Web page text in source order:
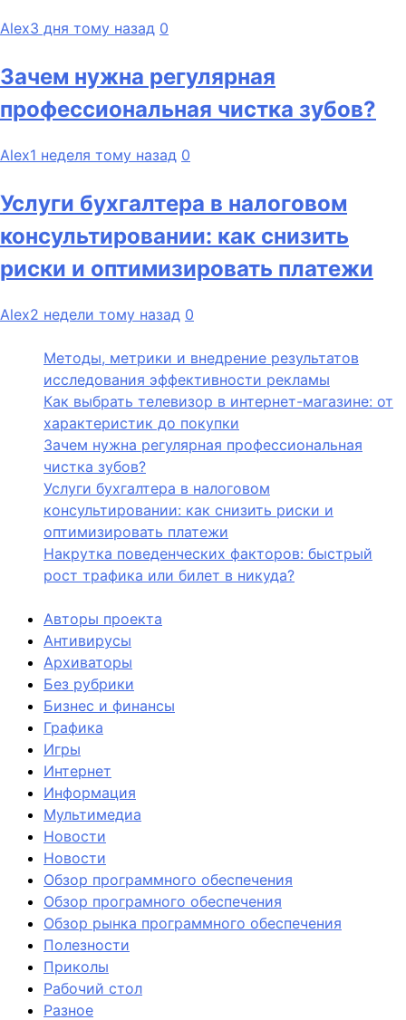
Alex3 дня тому назад 0
Зачем нужна регулярная
профессиональная чистка зубов?
Alex1 неделя тому назад 0
Услуги бухгалтера в налоговом
консультировании: как снизить
риски и оптимизировать платежи
Alex2 недели тому назад 0
Методы, метрики и внедрение результатов
исследования эффективности рекламы
Как выбрать телевизор в интернет-магазине: от
характеристик до покупки
Зачем нужна регулярная профессиональная
чистка зубов?
Услуги бухгалтера в налоговом
консультировании: как снизить риски и
оптимизировать платежи
Накрутка поведенческих факторов: быстрый
рост трафика или билет в никуда?
Авторы проекта
Антивирусы
Архиваторы
Без рубрики
Бизнес и финансы
Графика
Игры
Интернет
Информация
Мультимедиа
Новости
Новости
Обзор программного обеспечения
Обзор програмного обеспечения
Обзор рынка программного обеспечения
Полезности
Приколы
Рабочий стол
Разное